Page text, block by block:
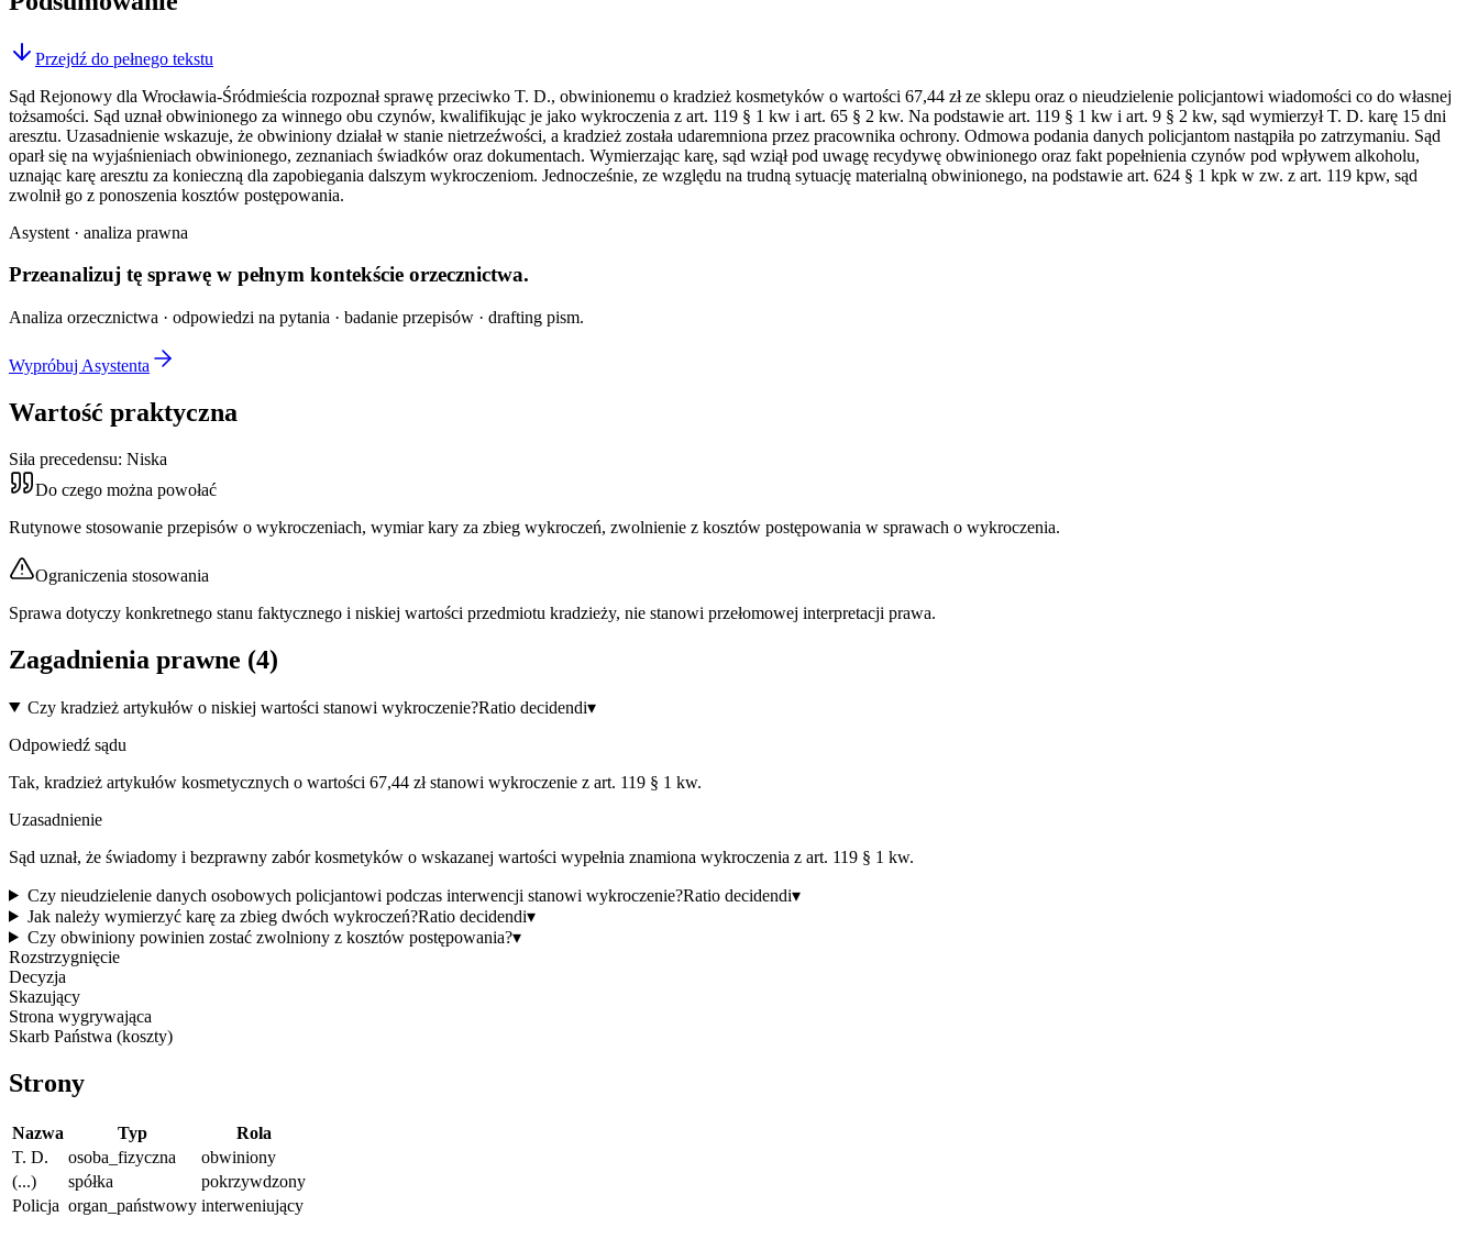
Przejdź do pełnego tekstu
Sąd Rejonowy dla Wrocławia-Śródmieścia rozpoznał sprawę przeciwko T. D., obwinionemu o kradzież kosmetyków o wartości 67,44 zł ze sklepu oraz o nieudzielenie policjantowi wiadomości co do własnej
tożsamości. Sąd uznał obwinionego za winnego obu czynów, kwalifikując je jako wykroczenia z art. 119 § 1 kw i art. 65 § 2 kw. Na podstawie art. 119 § 1 kw i art. 9 § 2 kw, sąd wymierzył T. D. karę 15 dni
aresztu. Uzasadnienie wskazuje, że obwiniony działał w stanie nietrzeźwości, a kradzież została udaremniona przez pracownika ochrony. Odmowa podania danych policjantom nastąpiła po zatrzymaniu. Sąd
oparł się na wyjaśnieniach obwinionego, zeznaniach świadków oraz dokumentach. Wymierzając karę, sąd wziął pod uwagę recydywę obwinionego oraz fakt popełnienia czynów pod wpływem alkoholu,
uznając karę aresztu za konieczną dla zapobiegania dalszym wykroczeniom. Jednocześnie, ze względu na trudną sytuację materialną obwinionego, na podstawie art. 624 § 1 kpk w zw. z art. 119 kpw, sąd
zwolnił go z ponoszenia kosztów postępowania.
Asystent · analiza prawna
Przeanalizuj tę sprawę w pełnym kontekście orzecznictwa.
Analiza orzecznictwa · odpowiedzi na pytania · badanie przepisów · drafting pism.
Wypróbuj Asystenta
Wartość praktyczna
Siła precedensu: Niska
Do czego można powołać
Rutynowe stosowanie przepisów o wykroczeniach, wymiar kary za zbieg wykroczeń, zwolnienie z kosztów postępowania w sprawach o wykroczenia.
Ograniczenia stosowania
Sprawa dotyczy konkretnego stanu faktycznego i niskiej wartości przedmiotu kradzieży, nie stanowi przełomowej interpretacji prawa.
Zagadnienia prawne (4)
Czy kradzież artykułów o niskiej wartości stanowi wykroczenie?Ratio decidendi▾
Odpowiedź sądu
Tak, kradzież artykułów kosmetycznych o wartości 67,44 zł stanowi wykroczenie z art. 119 § 1 kw.
Uzasadnienie
Sąd uznał, że świadomy i bezprawny zabór kosmetyków o wskazanej wartości wypełnia znamiona wykroczenia z art. 119 § 1 kw.
Czy nieudzielenie danych osobowych policjantowi podczas interwencji stanowi wykroczenie?Ratio decidendi▾
Jak należy wymierzyć karę za zbieg dwóch wykroczeń?Ratio decidendi▾
Czy obwiniony powinien zostać zwolniony z kosztów postępowania?▾
Rozstrzygnięcie
Decyzja
Skazujący
Strona wygrywająca
Skarb Państwa (koszty)
Strony
Nazwa Typ
Rola
T. D.
osoba_fizyczna
obwiniony
(...)
spółka
pokrzywdzony
Policja organ_państwowy interweniujący